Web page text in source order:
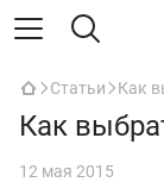
Статьи Как
Как
12 мая 2015